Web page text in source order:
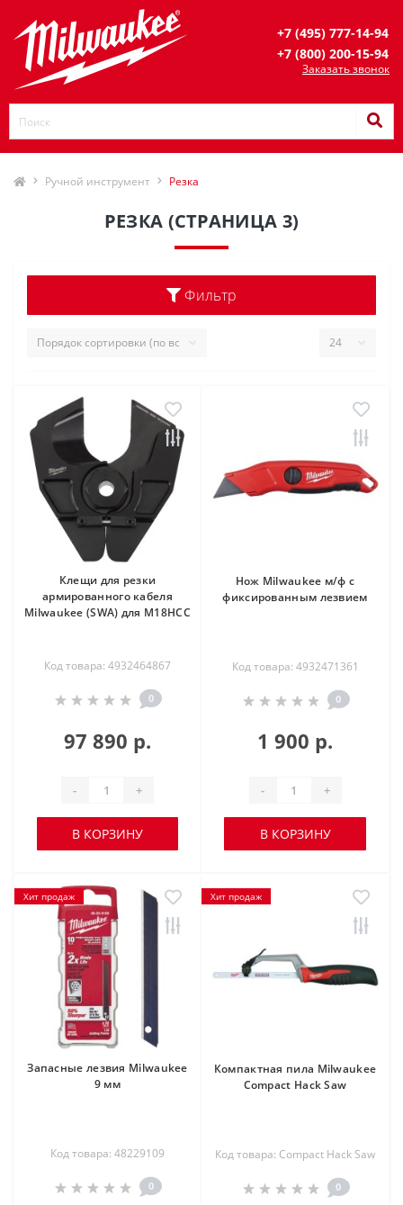
+7 (495) 777-14-94
+7 (800) 200-15-94
Заказать звонок
Ручной инструмент Резка
РЕЗКА (СТРАНИЦА 3)
Фильтр
Клещи для резки
армированного кабеля
Milwaukee (SWA) для M18HCC
Код товара: 4932464867
0
97 890 р.
- +
В КОРЗИНУ
Нож Milwaukee м/ф с
фиксированным лезвием
Код товара: 4932471361
0
1 900 р.
- +
В КОРЗИНУ
Хит продаж
Запасные лезвия Milwaukee
9 мм
Код товара: 48229109
0
Хит продаж
Компактная пила Milwaukee
Compact Hack Saw
Код товара: Compact Hack Saw
0